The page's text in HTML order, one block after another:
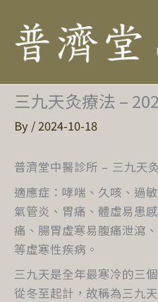
三九天灸療法 –
By /2024-10-18
普濟堂中醫診所 – 三九天
適應症：哮喘、久咳、過
氣管炎、胃痛、體虛易患
痛、腸胃虛寒易腹痛泄瀉
等虛寒性疾病。
三九天是全年最寒冷的三
從冬至起計，故稱為三九